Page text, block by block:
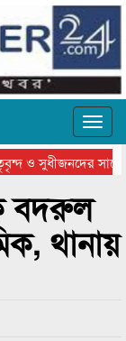
ও সুধীজনদের সাথে
থিয়েটার
বদরুল
থানায়